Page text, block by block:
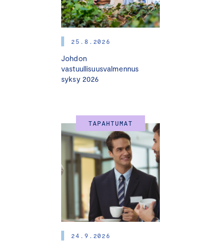
25.8.2026
Johdon
vastuullisuusvalmennus
syksy 2026
TAPAHTUMAT
24.9.2026